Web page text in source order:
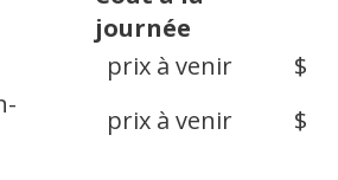
journée
prix à venir
$
prix à venir $